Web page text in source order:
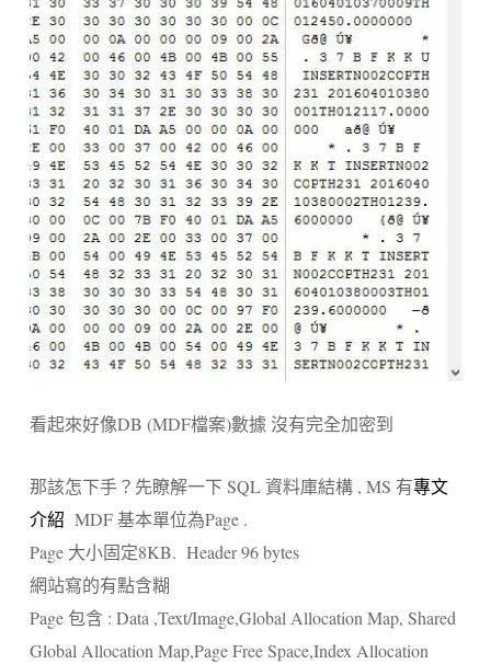
看起來好像DB (MDF檔案)數據 沒有完全加密到
那該怎下手？先瞭解一下 SQL 資料庫結構 , MS 有專文
介紹 MDF 基本單位為Page .
Page 大小固定8KB. Header 96 bytes
網站寫的有點含糊
Page 包含 : Data ,Text/Image,Global Allocation Map, Shared
Global Allocation Map,Page Free Space,Index Allocation